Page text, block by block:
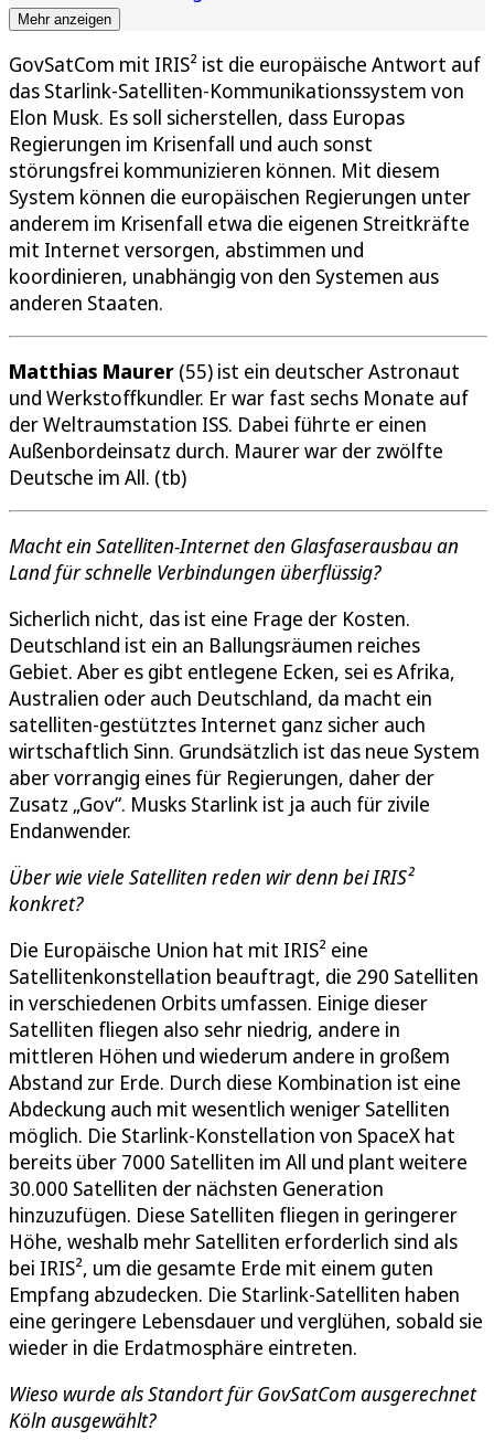
Mehr anzeigen
GovSatCom mit IRIS² ist die europäische Antwort auf
das Starlink-Satelliten-Kommunikationssystem von
Elon Musk. Es soll sicherstellen, dass Europas
Regierungen im Krisenfall und auch sonst
störungsfrei kommunizieren können. Mit diesem
System können die europäischen Regierungen unter
anderem im Krisenfall etwa die eigenen Streitkräfte
mit Internet versorgen, abstimmen und
koordinieren, unabhängig von den Systemen aus
anderen Staaten.
Matthias Maurer (55) ist ein deutscher Astronaut
und Werkstoffkundler. Er war fast sechs Monate auf
der Weltraumstation ISS. Dabei führte er einen
Außenbordeinsatz durch. Maurer war der zwölfte
Deutsche im All. (tb)
Macht ein Satelliten-Internet den Glasfaserausbau an
Land für schnelle Verbindungen überflüssig?
Sicherlich nicht, das ist eine Frage der Kosten.
Deutschland ist ein an Ballungsräumen reiches
Gebiet. Aber es gibt entlegene Ecken, sei es Afrika,
Australien oder auch Deutschland, da macht ein
satelliten-gestütztes Internet ganz sicher auch
wirtschaftlich Sinn. Grundsätzlich ist das neue System
aber vorrangig eines für Regierungen, daher der
Zusatz „Gov“. Musks Starlink ist ja auch für zivile
Endanwender.
Über wie viele Satelliten reden wir denn bei IRIS²
konkret?
Die Europäische Union hat mit IRIS² eine
Satellitenkonstellation beauftragt, die 290 Satelliten
in verschiedenen Orbits umfassen. Einige dieser
Satelliten fliegen also sehr niedrig, andere in
mittleren Höhen und wiederum andere in großem
Abstand zur Erde. Durch diese Kombination ist eine
Abdeckung auch mit wesentlich weniger Satelliten
möglich. Die Starlink-Konstellation von SpaceX hat
bereits über 7000 Satelliten im All und plant weitere
30.000 Satelliten der nächsten Generation
hinzuzufügen. Diese Satelliten fliegen in geringerer
Höhe, weshalb mehr Satelliten erforderlich sind als
bei IRIS², um die gesamte Erde mit einem guten
Empfang abzudecken. Die Starlink-Satelliten haben
eine geringere Lebensdauer und verglühen, sobald sie
wieder in die Erdatmosphäre eintreten.
Wieso wurde als Standort für GovSatCom ausgerechnet
Köln ausgewählt?